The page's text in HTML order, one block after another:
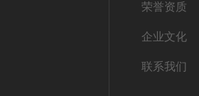
荣誉资质
企业文化
联系我们